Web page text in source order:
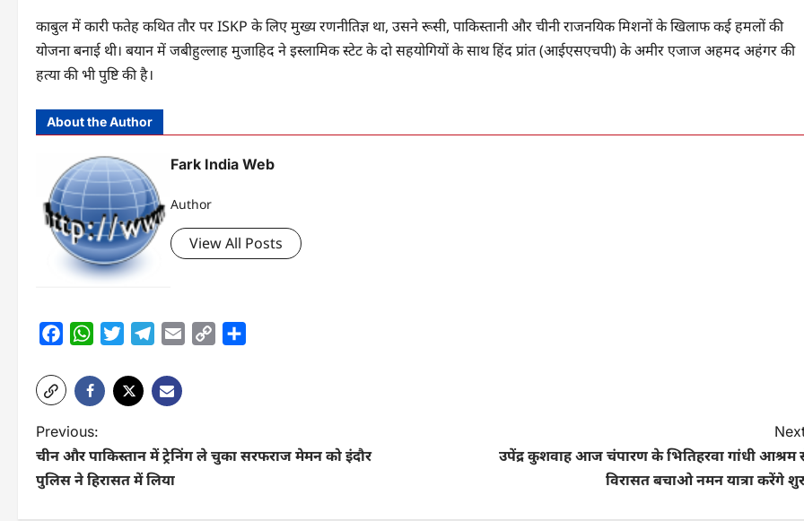
काबुल में कारी फतेह कथित तौर पर ISKP के लिए मुख्य रणनीतिज्ञ था, उसने रूसी, पाकिस्तानी और चीनी राजनयिक मिशनों के खिलाफ कई हमलों की
योजना बनाई थी। बयान में जबीहुल्लाह मुजाहिद ने इस्लामिक स्टेट के दो सहयोगियों के साथ हिंद प्रांत (आईएसएचपी) के अमीर एजाज अहमद अहंगर की
हत्या की भी पुष्टि की है।
About the Author
Fark India Web
Author
View All Posts
FacebookWhatsAppTwitterTelegram
Email
Copy
P
o
s
Previous:
चीन और पाकिस्तान में ट्रेनिंग ले चुका सरफराज मेमन को इंदौर
पुलिस ने हिरासत में लिया
उपेंद्र कुशवाह आज चंपारण के भितिहरवा गांधी आश्रम
विरासत बचाओ नमन यात्रा करेंगे